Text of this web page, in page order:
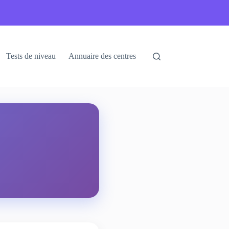
Tests de niveau Annuaire des centres